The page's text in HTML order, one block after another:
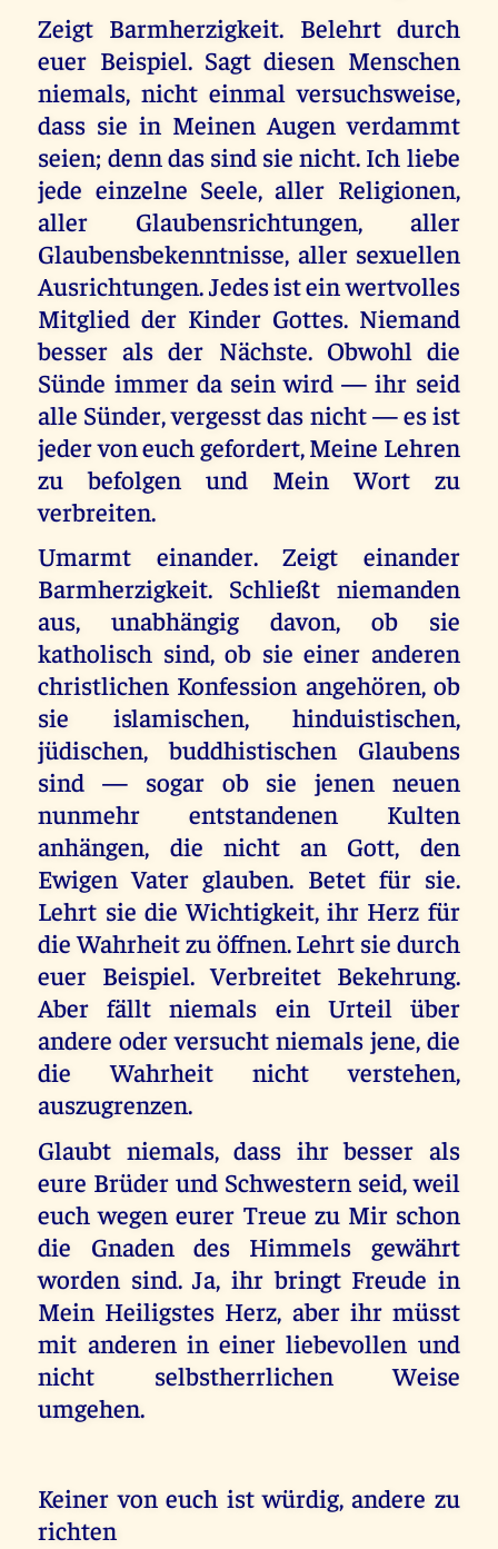
Zeigt Barmherzigkeit. Belehrt durch
euer Beispiel. Sagt diesen Menschen
niemals, nicht einmal versuchsweise,
dass sie in Meinen Augen verdammt
seien; denn das sind sie nicht. Ich liebe
jede einzelne Seele, aller Religionen,
aller Glaubensrichtungen, aller
Glaubensbekenntnisse, aller sexuellen
Ausrichtungen. Jedes ist ein wertvolles
Mitglied der Kinder Gottes. Niemand
besser als der Nächste. Obwohl die
Sünde immer da sein wird — ihr seid
alle Sünder, vergesst das nicht — es ist
jeder von euch gefordert, Meine Lehren
zu befolgen und Mein Wort zu
verbreiten.
Umarmt einander. Zeigt einander
Barmherzigkeit. Schließt niemanden
aus, unabhängig davon, ob sie
katholisch sind, ob sie einer anderen
christlichen Konfession angehören, ob
sie islamischen, hinduistischen,
jüdischen, buddhistischen Glaubens
sind — sogar ob sie jenen neuen
nunmehr entstandenen Kulten
anhängen, die nicht an Gott, den
Ewigen Vater glauben. Betet für sie.
Lehrt sie die Wichtigkeit, ihr Herz für
die Wahrheit zu öffnen. Lehrt sie durch
euer Beispiel. Verbreitet Bekehrung.
Aber fällt niemals ein Urteil über
andere oder versucht niemals jene, die
die Wahrheit nicht verstehen,
auszugrenzen.
Glaubt niemals, dass ihr besser als
eure Brüder und Schwestern seid, weil
euch wegen eurer Treue zu Mir schon
die Gnaden des Himmels gewährt
worden sind. Ja, ihr bringt Freude in
Mein Heiligstes Herz, aber ihr müsst
mit anderen in einer liebevollen und
nicht selbstherrlichen Weise
umgehen.
Keiner von euch ist würdig, andere zu
richten